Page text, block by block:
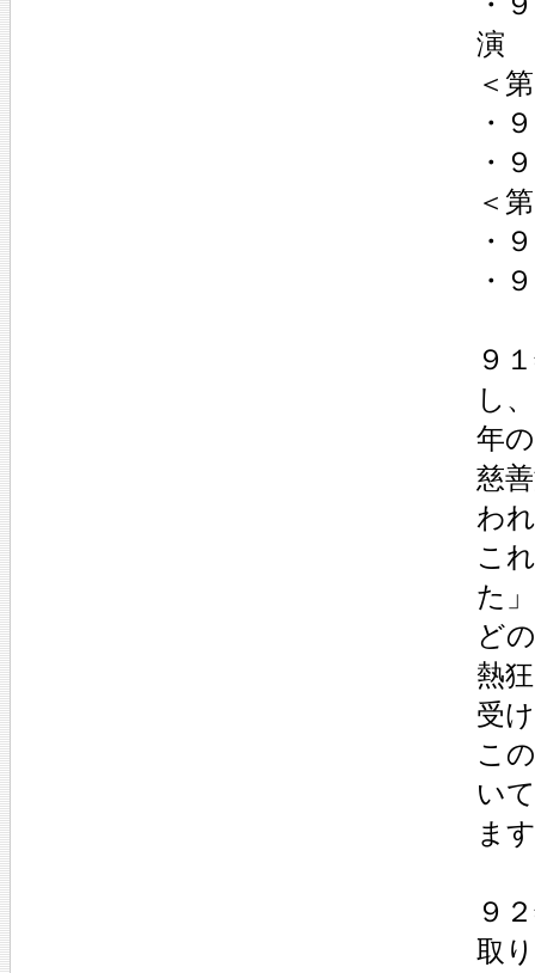
演
＜
・
・
＜
・
・
９
し
年
慈
わ
こ
た
ど
熱
受
こ
い
ま
９
取